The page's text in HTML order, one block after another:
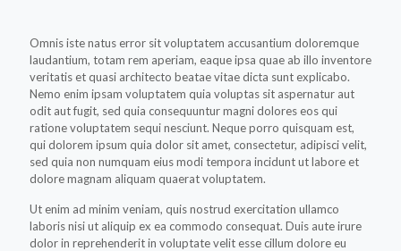
Omnis iste natus error sit voluptatem accusantium doloremque
laudantium, totam rem aperiam, eaque ipsa quae ab illo inventore
veritatis et quasi architecto beatae vitae dicta sunt explicabo.
Nemo enim ipsam voluptatem quia voluptas sit aspernatur aut
odit aut fugit, sed quia consequuntur magni dolores eos qui
ratione voluptatem sequi nesciunt. Neque porro quisquam est,
qui dolorem ipsum quia dolor sit amet, consectetur, adipisci velit,
sed quia non numquam eius modi tempora incidunt ut labore et
dolore magnam aliquam quaerat voluptatem.
Ut enim ad minim veniam, quis nostrud exercitation ullamco
laboris nisi ut aliquip ex ea commodo consequat. Duis aute irure
dolor in reprehenderit in voluptate velit esse cillum dolore eu